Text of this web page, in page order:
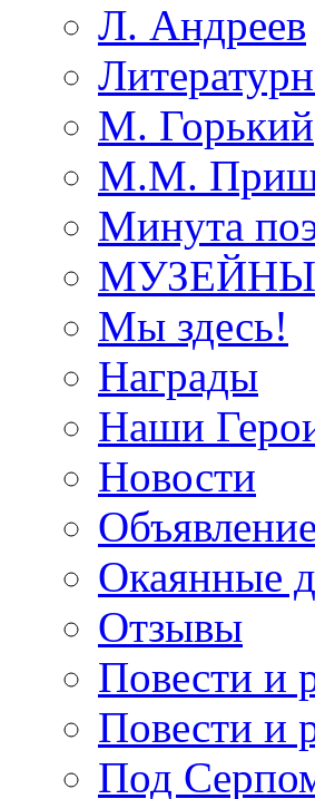
Л. Андреев
М. Горький
М.М.
Минута
Мы здесь!
Награды
Наши
Новости
Объявление
Окаянные
Отзывы
Повести и
Повести и
Под